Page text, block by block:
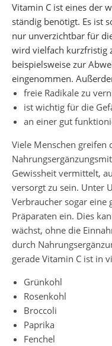
Vitamin C ist eines der
ständig benötigt. Es ist
nur unverzichtbar für
wird vielfach kurzfristig
beispielsweise zur
eingenommen.
freie Radikale zu
ist wichtig für die
an einer gut
Viele Menschen greifen
Gewissheit vermittelt,
versorgt zu sein. Unter
Verbraucher sogar eine
Präparaten ein. Dies
wächst, ohne die
durch
gerade Vitamin C ist in
Grünkohl
Rosenkohl
Broccoli
Paprika
Fenchel